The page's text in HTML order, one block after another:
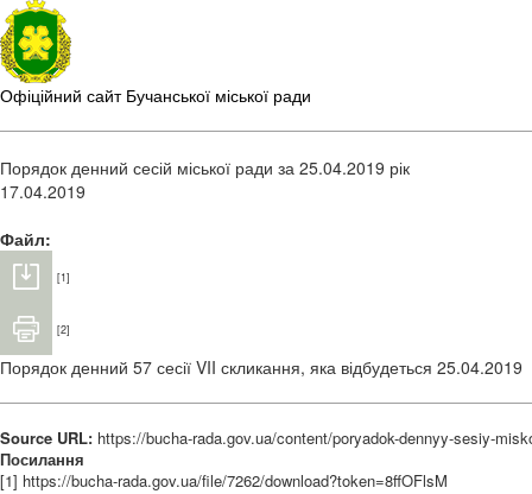
Офіційний сайт Бучанської міської ради
Порядок денний сесій міської ради за 25.04.2019 рік
17.04.2019
Файл:
[1]
[2]
Порядок денний 57 сесії VII скликання, яка відбудеться 25.04.2019
Source URL: https://bucha-rada.gov.ua/content/poryadok-dennyy-sesiy-
Посилання
[1] https://bucha-rada.gov.ua/file/7262/download?token=8ffOFlsM